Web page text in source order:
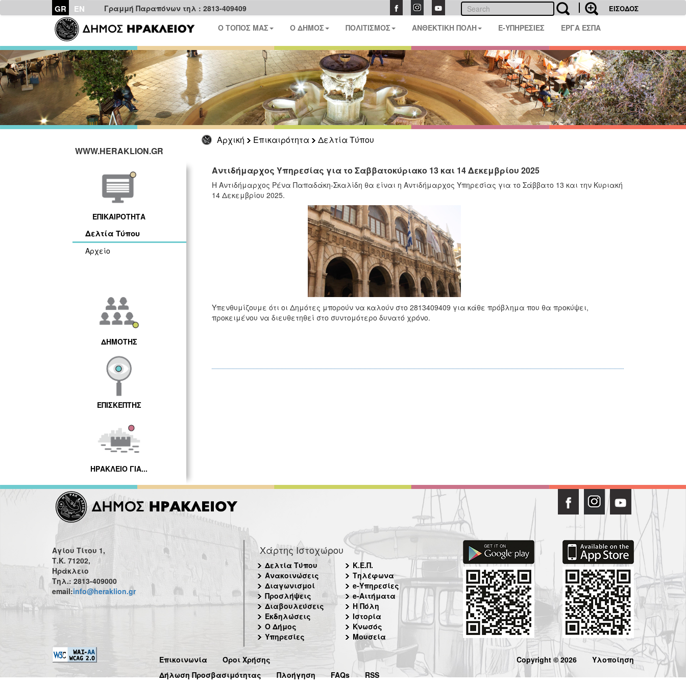
GR EN Γραμμή Παραπόνων τηλ : 2813-409409 ΕΙΣΟΔΟΣ
Ο ΤΟΠΟΣ ΜΑΣ Ο ΔΗΜΟΣ ΠΟΛΙΤΙΣΜΟΣ ΑΝΘΕΚΤΙΚΗ ΠΟΛΗ E-ΥΠΗΡΕΣΙΕΣ ΕΡΓΑ ΕΣΠΑ
Αρχική Επικαιρότητα
Δελτία Τύπου
WWW.HERAKLION.GR
ΕΠΙΚΑΙΡΟΤΗΤΑ
Δελτία Τύπου
Αρχείο
ΔΗΜΟΤΗΣ
ΕΠΙΣΚΕΠΤΗΣ
ΗΡΑΚΛΕΙΟ ΓΙΑ...
Αντιδήμαρχος Υπηρεσίας για το Σαββατοκύριακο 13 και 14 Δεκεμβρίου 2025
Η Αντιδήμαρχος Ρένα Παπαδάκη-Σκαλίδη θα είναι η Αντιδήμαρχος Υπηρεσίας για το Σάββατο 13 και την Κυριακή
14 Δεκεμβρίου 2025.
Υπενθυμίζουμε ότι οι Δημότες μπορούν να καλούν στο 2813409409 για κάθε πρόβλημα που θα προκύψει,
προκειμένου να διευθετηθεί στο συντομότερο δυνατό χρόνο.
Αγίου Τίτου 1,
Τ.Κ. 71202,
Ηράκλειο
Τηλ.: 2813-409000
email:info@heraklion.gr
Χάρτης Ιστοχώρου
Δελτία Τύπου
Ανακοινώσεις
Διαγωνισμοί
Προσλήψεις
Διαβουλεύσεις
Εκδηλώσεις
Ο Δήμος
Υπηρεσίες
Κ.Ε.Π.
Τηλέφωνα
e-Υπηρεσίες
e-Αιτήματα
Η Πόλη
Ιστορία
Κνωσός
Μουσεία
Επικοινωνία
Όροι Χρήσης
Δήλωση Προσβασιμότητας
Πλοήγηση FAQs RSS
Copyright © 2026 Υλοποίηση